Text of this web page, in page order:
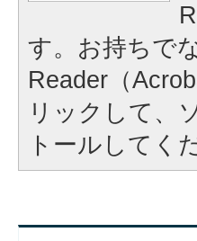
す。お持ちで
Reader（
リックして、
トールしてく